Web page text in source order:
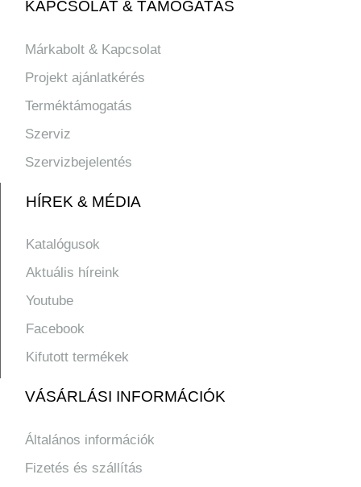
KAPCSOLAT & TÁMOGATÁS
Márkabolt & Kapcsolat
Projekt ajánlatkérés
Terméktámogatás
Szerviz
Szervizbejelentés
HÍREK & MÉDIA
Katalógusok
Aktuális híreink
Youtube
Facebook
Kifutott termékek
VÁSÁRLÁSI INFORMÁCIÓK
Általános információk
Fizetés és szállítás